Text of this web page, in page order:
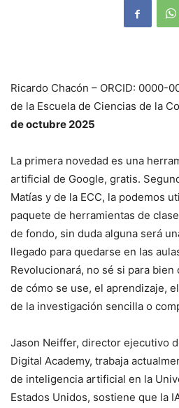
Ricardo Chacón – ORCID:
de la Escuela de Ciencias de la
de octubre 2025
La primera novedad es una
artificial de Google, gratis.
Matías y de la ECC, la podemos
paquete de herramientas de
de fondo, sin duda alguna será
llegado para quedarse en las
Revolucionará, no sé si para
de cómo se use, el aprendizaje,
de la investigación sencilla o
Jason Neiffer, director ejecutivo
Digital Academy, trabaja
de inteligencia artificial en la
Estados Unidos, sostiene que la